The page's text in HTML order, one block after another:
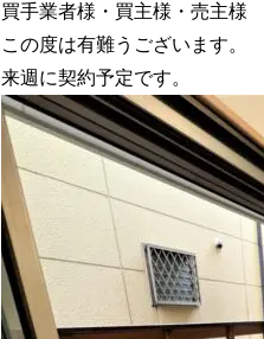
買手業者様・買主様・売主様
この度は有難うございます。
来週に契約予定です。